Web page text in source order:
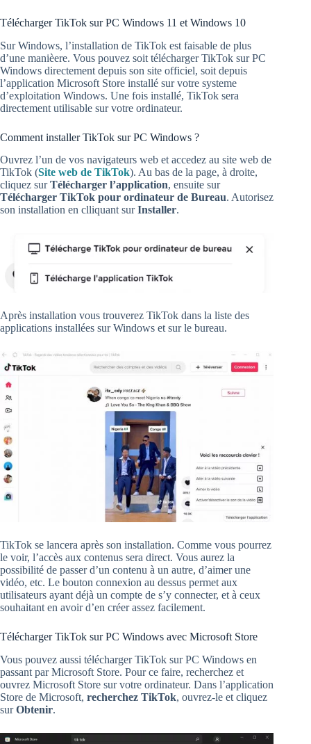
Télécharger TikTok sur PC Windows 11 et Windows 10
Sur Windows, l’installation de TikTok est faisable de plus
d’une manièere. Vous pouvez soit télécharger TikTok sur PC
Windows directement depuis son site officiel, soit depuis
l’application Microsoft Store installé sur votre systeme
d’exploitation Windows. Une fois installé, TikTok sera
directement utilisable sur votre ordinateur.
Comment installer TikTok sur PC Windows ?
Ouvrez l’un de vos navigateurs web et accedez au site web de
TikTok (Site web de TikTok). Au bas de la page, à droite,
cliquez surTélécharger l’application, ensuite sur
Télécharger TikTok pour ordinateur de Bureau. Autorisez
son installation en clliquant surInstaller.
Après installation vous trouverez TikTok dans la liste des
applications installées sur Windows et sur le bureau.
TikTok se lancera après son installation. Comme vous pourrez
le voir, l’accès aux contenus sera direct. Vous aurez la
possibilité de passer d’un contenu à un autre, d’aimer une
vidéo, etc. Le bouton connexion au dessus permet aux
utilisateurs ayant déjà un compte de s’y connecter, et à ceux
souhaitant en avoir d’en créer assez facilement.
Télécharger TikTok sur PC Windows avec Microsoft Store
Vous pouvez aussi télécharger TikTok sur PC Windows en
passant par Microsoft Store. Pour ce faire, recherchez et
ouvrez Microsoft Store sur votre ordinateur. Dans l’application
Store de Microsoft, recherchez TikTok, ouvrez-le et cliquez
surObtenir.